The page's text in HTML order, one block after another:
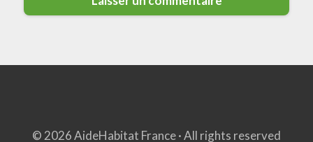
© 2026 AideHabitat France · All rights reserved